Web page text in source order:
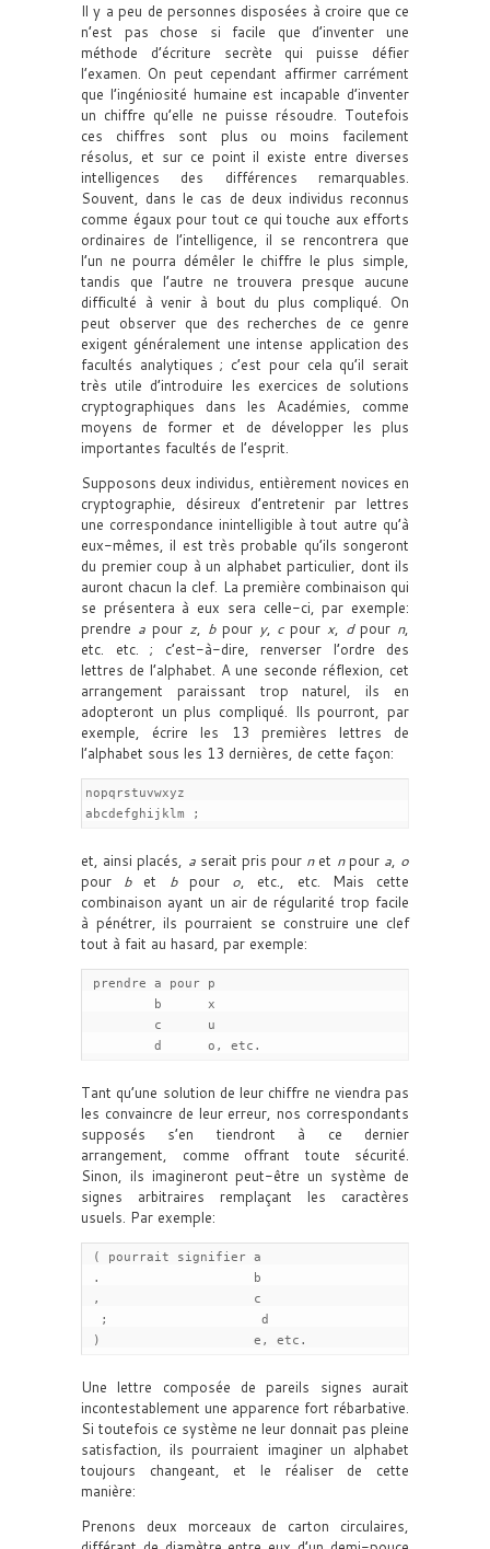
Il y a peu de personnes disposées à croire que ce
n’est pas chose si facile que d’inventer une
méthode d’écriture secrète qui puisse défier
l’examen. On peut cependant affirmer carrément
que l’ingéniosité humaine est incapable d’inventer
un chiffre qu’elle ne puisse résoudre. Toutefois
ces chiffres sont plus ou moins facilement
résolus, et sur ce point il existe entre diverses
intelligences des différences remarquables.
Souvent, dans le cas de deux individus reconnus
comme égaux pour tout ce qui touche aux efforts
ordinaires de l’intelligence, il se rencontrera que
l’un ne pourra démêler le chiffre le plus simple,
tandis que l’autre ne trouvera presque aucune
difficulté à venir à bout du plus compliqué. On
peut observer que des recherches de ce genre
exigent généralement une intense application des
facultés analytiques ; c’est pour cela qu’il serait
très utile d’introduire les exercices de solutions
cryptographiques dans les Académies, comme
moyens de former et de développer les plus
importantes facultés de l’esprit.
Supposons deux individus, entièrement novices en
cryptographie, désireux d’entretenir par lettres
une correspondance inintelligible à tout autre qu’à
eux-mêmes, il est très probable qu’ils songeront
du premier coup à un alphabet particulier, dont ils
auront chacun la clef. La première combinaison qui
se présentera à eux sera celle-ci, par exemple:
prendre apour z, bpour y, cpourx, dpour n,
etc. etc. ; c’est-à-dire, renverser l’ordre des
lettres de l’alphabet. A une seconde réflexion, cet
arrangement paraissant trop naturel, ils en
adopteront un plus compliqué. Ils pourront, par
exemple, écrire les 13 premières lettres de
l’alphabet sous les 13 dernières, de cette façon:
nopqrstuvwxyz
abcdefghijklm ;
et, ainsi placés, aserait pris pour net npour a, o
pour bet bpour o, etc., etc. Mais cette
combinaison ayant un air de régularité trop facile
à pénétrer, ils pourraient se construire une clef
tout à fait au hasard, par exemple:
prendre a pour p
         b      x
         c      u
         d      o, etc.
Tant qu’une solution de leur chiffre ne viendra pas
les convaincre de leur erreur, nos correspondants
supposés s’en tiendront à ce dernier
arrangement, comme offrant toute sécurité.
Sinon, ils imagineront peut-être un système de
signes arbitraires remplaçant les caractères
usuels. Par exemple:
( pourrait signifier a
.                    b
,                    c
  ;                    d
)                    e, etc.
Une lettre composée de pareils signes aurait
incontestablement une apparence fort rébarbative.
Si toutefois ce système ne leur donnait pas pleine
satisfaction, ils pourraient imaginer un alphabet
toujours changeant, et le réaliser de cette
manière:
Prenons deux morceaux de carton circulaires,